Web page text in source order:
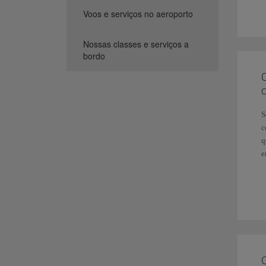
Voos e serviços no aeroporto
Nossas classes e serviços a
bordo